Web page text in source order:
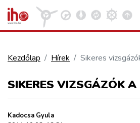
Kezdőlap Hírek Sikeres
SIKERES VIZSGÁZÓK
Kadocsa Gyula